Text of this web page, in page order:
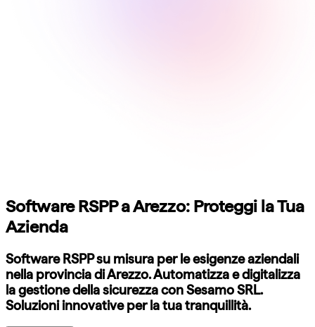
Software RSPP a Arezzo: Proteggi la Tua
Azienda
Software RSPP su misura per le esigenze aziendali
nella provincia di Arezzo. Automatizza e digitalizza
la gestione della sicurezza con Sesamo SRL.
Soluzioni innovative per la tua tranquillità.